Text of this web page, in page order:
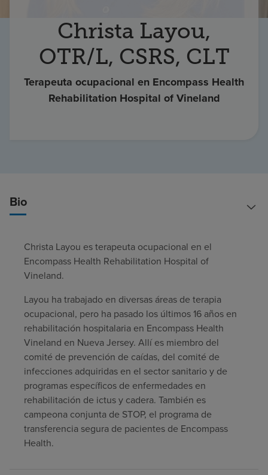
Buscar un centro
Inversores
Empleos
Christa Layou,
OTR/L, CSRS, CLT
Terapeuta ocupacional en Encompass Health
Rehabilitation Hospital of Vineland
Bio
Christa Layou es terapeuta ocupacional en el
Encompass Health Rehabilitation Hospital of
Vineland.
Layou ha trabajado en diversas áreas de terapia
ocupacional, pero ha pasado los últimos 16 años en
rehabilitación hospitalaria en Encompass Health
Vineland en Nueva Jersey. Allí es miembro del
comité de prevención de caídas, del comité de
infecciones adquiridas en el sector sanitario y de
programas específicos de enfermedades en
rehabilitación de ictus y cadera. También es
campeona conjunta de STOP, el programa de
transferencia segura de pacientes de Encompass
Health.